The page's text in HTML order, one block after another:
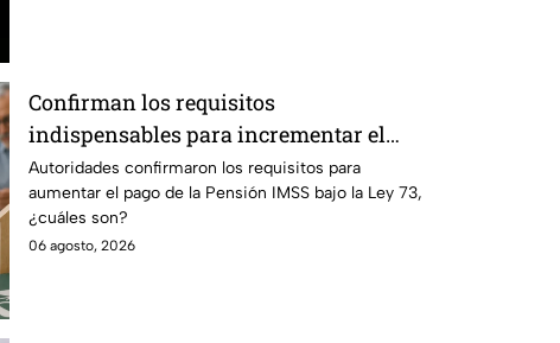
Confirman los requisitos
indispensables para incrementar el
pago de la Pensión IMSS bajo el
régimen de la Ley 73
Autoridades confirmaron los requisitos para
aumentar el pago de la Pensión IMSS bajo la Ley 73,
¿cuáles son?
06 agosto, 2026